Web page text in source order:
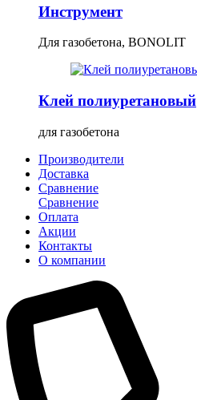
Инструмент
Для газобетона, BONOLIT
Клей полиуретановый
для газобетона
Производители
Доставка
Сравнение
Сравнение
Оплата
Акции
Контакты
О компании